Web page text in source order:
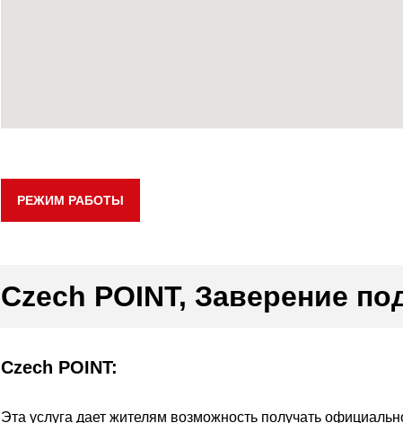
РЕЖИМ РАБОТЫ
Czech POINT, Заверение
Czech POINT:
Эта услуга дает жителям возможность получать